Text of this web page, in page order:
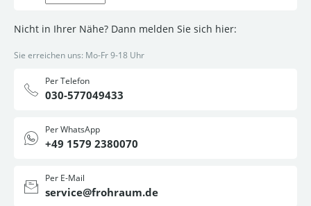
Nicht in Ihrer Nähe? Dann melden Sie sich hier:
Sie erreichen uns: Mo-Fr 9-18 Uhr
Per Telefon
030-577049433
Per WhatsApp
+49 1579 2380070
Per E-Mail
service@frohraum.de